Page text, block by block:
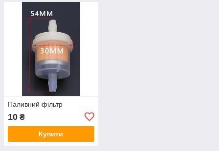
Паливний фільтр
10 ₴
Купити